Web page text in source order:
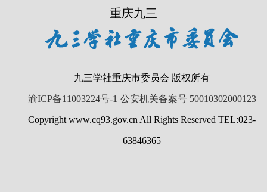
重庆九三
九三学社重庆市委员会 版权所有
渝ICP备11003224号-1 公安机关备案号 50010302000123
Copyright www.cq93.gov.cn All Rights Reserved TEL:023-
63846365